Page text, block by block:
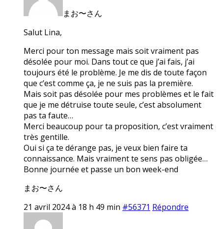
まお〜さん
Salut Lina,
Merci pour ton message mais soit vraiment pas
désolée pour moi. Dans tout ce que j’ai fais, j’ai
toujours été le problème. Je me dis de toute façon
que c’est comme ça, je ne suis pas la première.
Mais soit pas désolée pour mes problèmes et le fait
que je me détruise toute seule, c’est absolument
pas ta faute…
Merci beaucoup pour ta proposition, c’est vraiment
très gentille.
Oui si ça te dérange pas, je veux bien faire ta
connaissance. Mais vraiment te sens pas obligée…
Bonne journée et passe un bon week-end
まお〜さん
21 avril 2024 à 18 h 49 min #56371 Répondre